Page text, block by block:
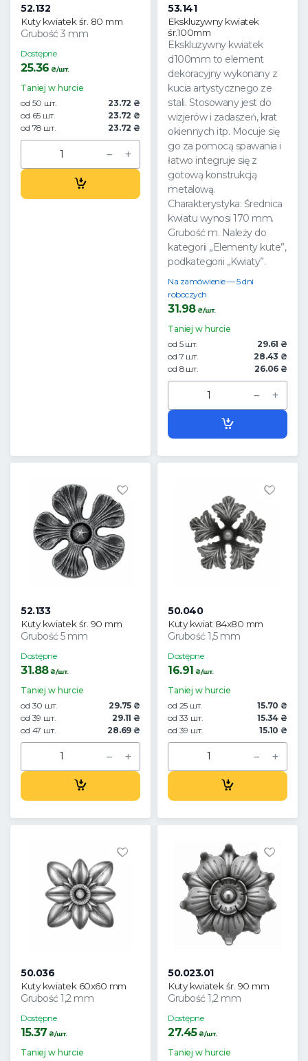
52.132
Kuty kwiatek śr. 80 mm
Grubość 3 mm
Dostępne
25.36 ₴/шт.
Taniej w hurcie
od 50 шт.
23.72 ₴
od 65 шт.
23.72 ₴
od 78 шт.
23.72 ₴
53.141
Ekskluzywny kwiatek
śr.100mm
Ekskluzywny kwiatek
d100mm to element
dekoracyjny wykonany z
kucia artystycznego ze
stali. Stosowany jest do
wizjerów i zadaszeń, krat
okiennych itp. Mocuje się
go za pomocą spawania i
łatwo integruje się z
gotową konstrukcją
metalową.
Charakterystyka: Średnica
kwiatu wynosi 170 mm.
Grubość m. Należy do
kategorii „Elementy kute”,
podkategorii „Kwiaty”.
Na zamówienie — 5 dni
roboczych
31.98₴/шт.
Taniej w hurcie
od 5 шт.
29.61 ₴
od 7 шт.
28.43 ₴
od 8 шт.
26.06 ₴
52.133
Kuty kwiatek śr. 90 mm
Grubość 5 mm
Dostępne
31.88₴/шт.
Taniej w hurcie
od 30 шт.
29.75 ₴
od 39 шт.
29.11 ₴
od 47 шт.
28.69 ₴
50.040
Kuty kwiat 84x80 mm
Grubość 1,5 mm
Dostępne
16.91 ₴/шт.
Taniej w hurcie
od 25 шт.
15.70 ₴
od 33 шт.
15.34 ₴
od 39 шт.
15.10 ₴
50.036
Kuty kwiatek 60x60 mm
Grubość 1,2 mm
Dostępne
15.37 ₴/шт.
Taniej w hurcie
50.023.01
Kuty kwiatek śr. 90 mm
Grubość 1,2 mm
Dostępne
27.45₴/шт.
Taniej w hurcie